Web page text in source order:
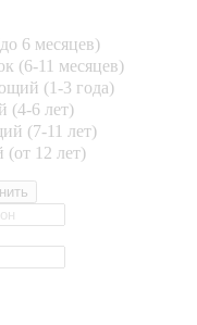
6 месяцев)
(6-11 месяцев)
(1-3 года)
(4-6 лет)
(7-11 лет)
12 лет)